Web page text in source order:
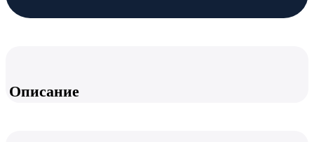
Описание